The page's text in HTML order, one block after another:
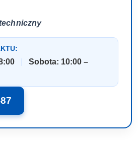
Sobota: 10:00 –